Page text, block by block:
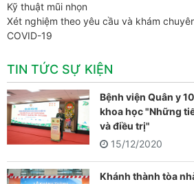
Kỹ thuật mũi nhọn
Xét nghiệm theo yêu cầu và khám
COVID-19
TIN TỨC SỰ KIỆN
Bệnh viện Quân y
khoa học "Những
và điều trị"
15/12/2020
Khánh thành tòa